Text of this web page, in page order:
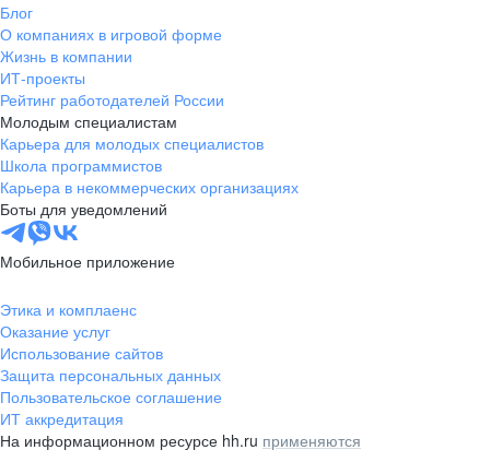
Блог
О компаниях в игровой форме
Жизнь в компании
ИТ-проекты
Рейтинг работодателей России
Молодым специалистам
Карьера для молодых специалистов
Школа программистов
Карьера в некоммерческих организациях
Боты для уведомлений
Мобильное приложение
Этика и комплаенс
Оказание услуг
Использование сайтов
Защита персональных данных
Пользовательское соглашение
ИТ аккредитация
На информационном ресурсе hh.ru применяются